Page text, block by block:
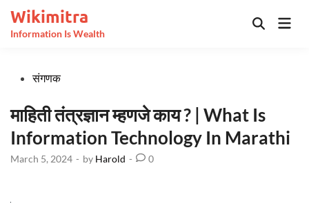
content
Wikimitra
Information Is Wealth
Open
Postedसंगणक
माहिती तंत्रज्ञान म्हणजे काय ? | What Is
Information Technology In Marathi
March 5, 2024 - by Harold - 0